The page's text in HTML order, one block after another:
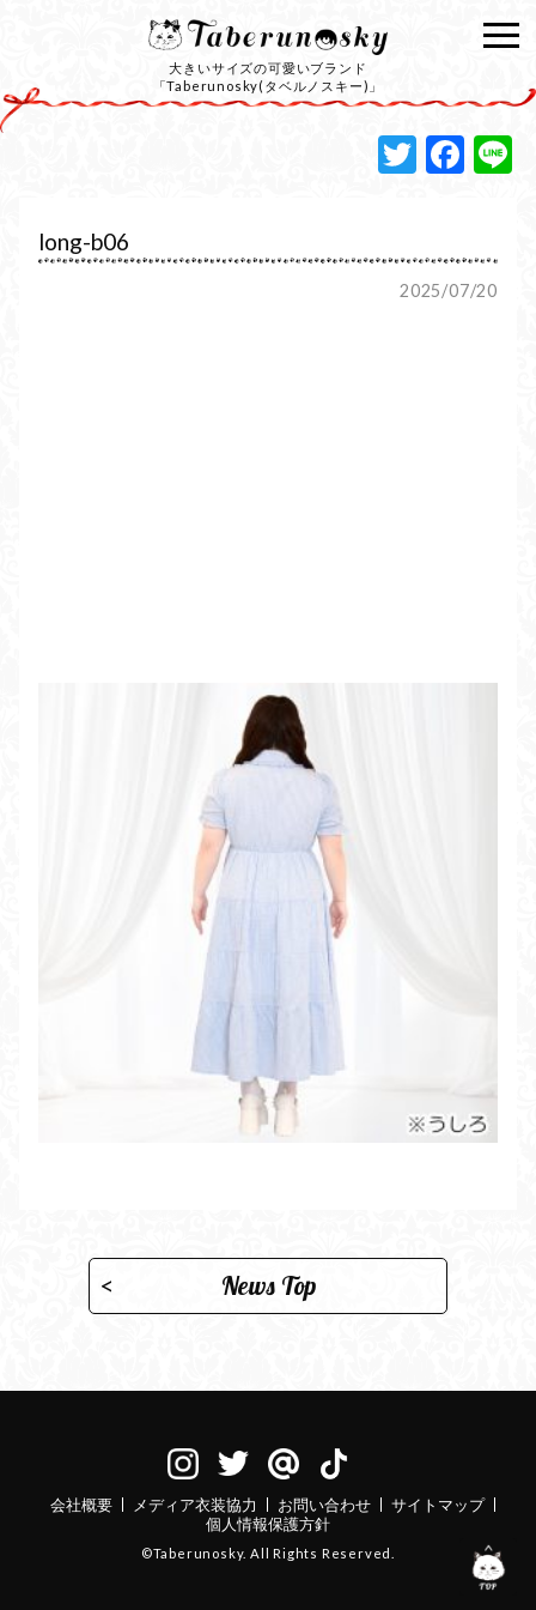
大きいサイズの可愛いブランド
「Taberunosky(タベルノスキー)」
long-b06
2025/07/20
News Top
会社概要 メディア衣装協力 お問い合わせ
サイトマップ
個人情報保護方針
©Taberunosky. All Rights Reserved.